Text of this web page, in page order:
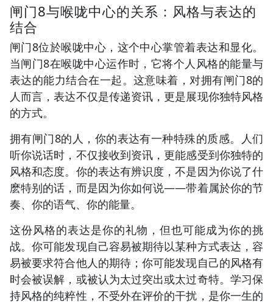
闸门8与喉咙中心的关系：风格与表达的
结合
闸门8位於喉咙中心，这个中心掌管着表达和显化。
当闸门8在喉咙中心运作时，它将个人风格的能量与
表达的能力结合在一起。这意味着，对拥有闸门8的
人而言，表达不仅是传递资讯，更是展现你独特风格
的方式。
拥有闸门8的人，你的表达有一种特殊的质感。人们
听你说话时，不仅接收到资讯，更能感受到你独特的
风格和态度。你的表达有辨识度，不是因为你说了什
麽特别的话，而是因为你如何说——带着属於你的节
奏、你的语气、你的能量。
这份风格的表达是你的礼物，但也可能成为你的挑
战。你可能发现自己容易被期待以某种方式表达，容
易被要求符合他人的期待；你可能发现自己的风格有
时会被误解，或被认为太过突出或太过奇特。学习保
持风格的纯粹性，不受外在评价的干扰，是你一生的